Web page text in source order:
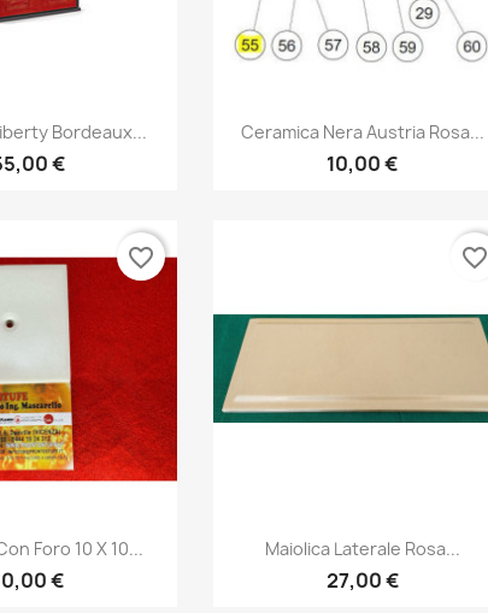
Bordeaux...
€
Anteprima
Ceramica Nera Austria Rosa...
10,00 €
Foro 10 X 10...
€
favorite_border
Anteprima
Maiolica Laterale Rosa...
27,00 €
favorite_border